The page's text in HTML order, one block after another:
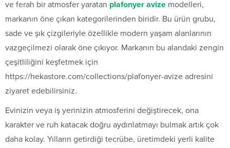
ve ferah bir atmosfer yaratan plafonyer avize modelleri,
markanın öne çıkan kategorilerinden biridir. Bu ürün grubu,
sade ve şık çizgileriyle özellikle modern yaşam alanlarının
vazgeçilmezi olarak öne çıkıyor. Markanın bu alandaki zengin
çeşitliliğini keşfetmek için
https://hekastore.com/collections/plafonyer-avize adresini
ziyaret edebilirsiniz.
Evinizin veya iş yerinizin atmosferini değiştirecek, ona
karakter ve ruh katacak doğru aydınlatmayı bulmak artık çok
daha kolay. Yılların getirdiği tecrübe, üretimdeki yerli kalite